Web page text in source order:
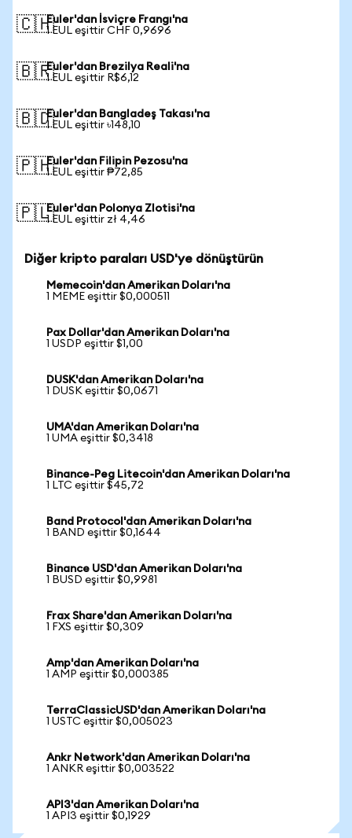
🇨🇭Euler'dan İsviçre Frangı'na
1 EUL eşittir CHF 0,9696
🇧🇷Euler'dan Brezilya Reali'na
1 EUL eşittir R$6,12
🇧🇩Euler'dan Bangladeş Takası'na
1 EUL eşittir ৳148,10
🇵🇭Euler'dan Filipin Pezosu'na
1 EUL eşittir ₱72,85
🇵🇱Euler'dan Polonya Zlotisi'na
1 EUL eşittir zł 4,46
Diğer kripto paraları USD'ye dönüştürün
Memecoin'dan Amerikan Doları'na
1 MEME eşittir $0,000511
Pax Dollar'dan Amerikan Doları'na
1 USDP eşittir $1,00
DUSK'dan Amerikan Doları'na
1 DUSK eşittir $0,0671
UMA'dan Amerikan Doları'na
1 UMA eşittir $0,3418
Binance-Peg Litecoin'dan Amerikan Doları'na
1 LTC eşittir $45,72
Band Protocol'dan Amerikan Doları'na
1 BAND eşittir $0,1644
Binance USD'dan Amerikan Doları'na
1 BUSD eşittir $0,9981
Frax Share'dan Amerikan Doları'na
1 FXS eşittir $0,309
Amp'dan Amerikan Doları'na
1 AMP eşittir $0,000385
TerraClassicUSD'dan Amerikan Doları'na
1 USTC eşittir $0,005023
Ankr Network'dan Amerikan Doları'na
1 ANKR eşittir $0,003522
API3'dan Amerikan Doları'na
1 API3 eşittir $0,1929